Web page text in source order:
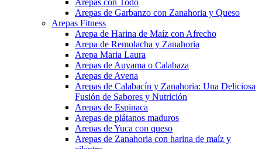
Arepas con Todo
Arepas de Garbanzo con Zanahoria y Queso
Arepas Fitness
Arepa de Harina de Maíz con Afrecho
Arepa de Remolacha y Zanahoria
Arepa Maria Laura
Arepas de Auyama o Calabaza
Arepas de Avena
Arepas de Calabacín y Zanahoria: Una Deliciosa
Fusión de Sabores y Nutrición
Arepas de Espinaca
Arepas de plátanos maduros
Arepas de Yuca con queso
Arepas de Zanahoria con harina de maíz y